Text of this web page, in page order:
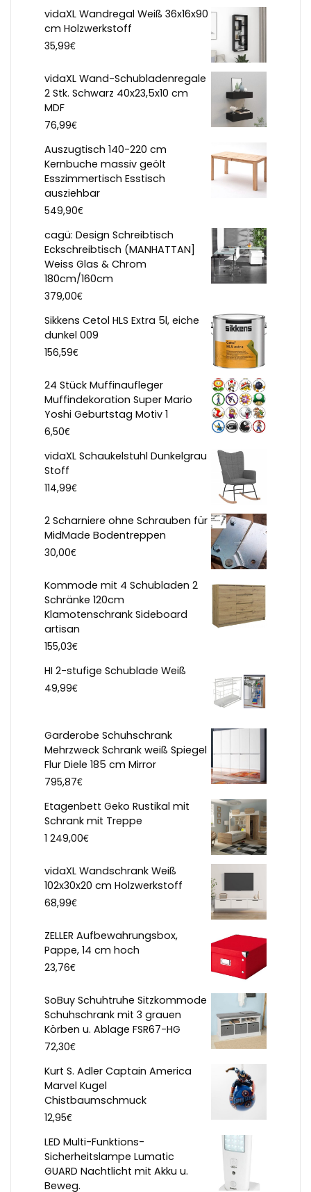
vidaXL Wandregal Weiß 36x16x90
cm Holzwerkstoff
35,99€
vidaXL Wand-Schubladenregale
2 Stk. Schwarz 40x23,5x10 cm
MDF
76,99€
Auszugtisch 140-220 cm
Kernbuche massiv geölt
Esszimmertisch Esstisch
ausziehbar
549,90€
cagü: Design Schreibtisch
Eckschreibtisch (MANHATTAN]
Weiss Glas & Chrom
180cm/160cm
379,00€
Sikkens Cetol HLS Extra 5l, eiche
dunkel 009
156,59€
24 Stück Muffinaufleger
Muffindekoration Super Mario
Yoshi Geburtstag Motiv 1
6,50€
vidaXL Schaukelstuhl Dunkelgrau
Stoff
114,99€
2 Scharniere ohne Schrauben für
MidMade Bodentreppen
30,00€
Kommode mit 4 Schubladen 2
Schränke 120cm
Klamotenschrank Sideboard
artisan
155,03€
HI 2-stufige Schublade Weiß
49,99€
Garderobe Schuhschrank
Mehrzweck Schrank weiß Spiegel
Flur Diele 185 cm Mirror
795,87€
Etagenbett Geko Rustikal mit
Schrank mit Treppe
1 249,00€
vidaXL Wandschrank Weiß
102x30x20 cm Holzwerkstoff
68,99€
ZELLER Aufbewahrungsbox,
Pappe, 14 cm hoch
23,76€
SoBuy Schuhtruhe Sitzkommode
Schuhschrank mit 3 grauen
Körben u. Ablage FSR67-HG
72,30€
Kurt S. Adler Captain America
Marvel Kugel
Chistbaumschmuck
12,95€
LED Multi-Funktions-
Sicherheitslampe Lumatic
GUARD Nachtlicht mit Akku u.
Beweg.